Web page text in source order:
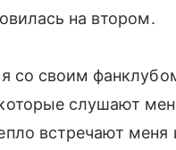
на втором.
со своим
слушают
встречают меня